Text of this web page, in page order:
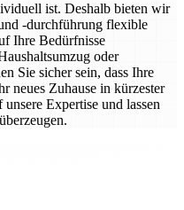
ist. Deshalb bieten wir
-durchführung flexible
Ihre Bedürfnisse
oder
Sie sicher sein, dass Ihre
neues Zuhause in kürzester
Expertise und lassen